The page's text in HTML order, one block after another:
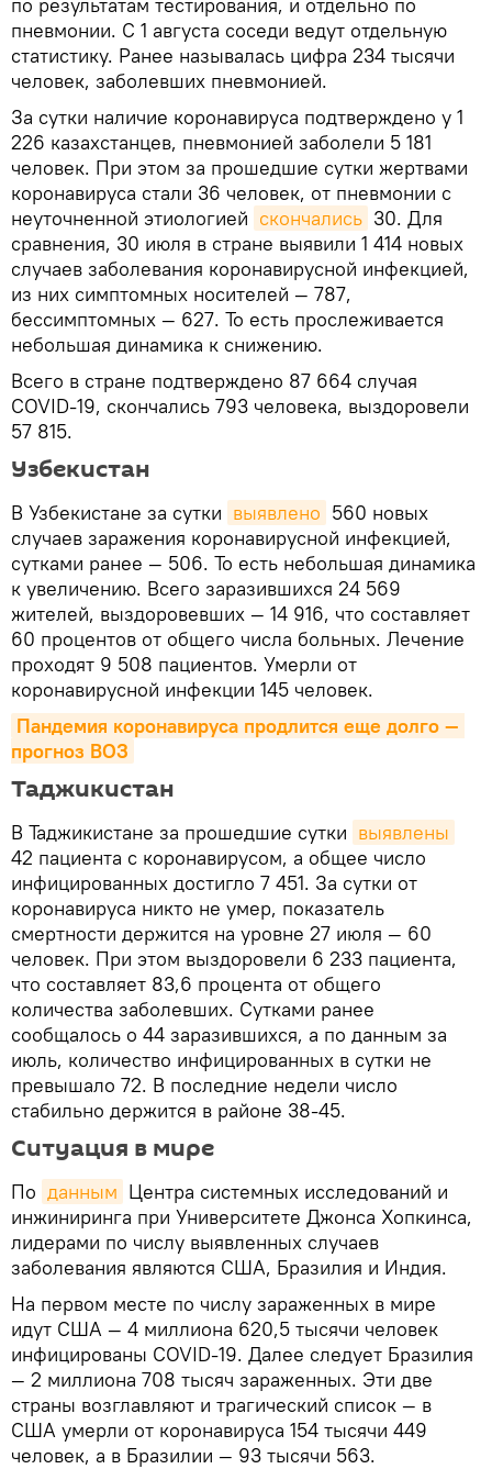
пневмонии. С 1 августа соседи ведут отдельную
статистику. Ранее называлась цифра 234 тысячи
человек, заболевших пневмонией.
За сутки наличие коронавируса подтверждено у 1
226 казахстанцев, пневмонией заболели 5 181
человек. При этом за прошедшие сутки жертвами
коронавируса стали 36 человек, от пневмонии с
неуточненной этиологией скончались 30. Для
сравнения, 30 июля в стране выявили 1 414 новых
случаев заболевания коронавирусной инфекцией,
из них симптомных носителей — 787,
бессимптомных — 627. То есть прослеживается
небольшая динамика к снижению.
Всего в стране подтверждено 87 664 случая
COVID-19, скончались 793 человека, выздоровели
57 815.
Узбекистан
В Узбекистане за сутки выявлено 560 новых
случаев заражения коронавирусной инфекцией,
сутками ранее — 506. То есть небольшая динамика
к увеличению. Всего заразившихся 24 569
жителей, выздоровевших — 14 916, что составляет
60 процентов от общего числа больных. Лечение
проходят 9 508 пациентов. Умерли от
коронавирусной инфекции 145 человек.
Пандемия коронавируса продлится еще долго —
прогноз ВОЗ
Таджикистан
В Таджикистане за прошедшие сутки выявлены
42 пациента с коронавирусом, а общее число
инфицированных достигло 7 451. За сутки от
коронавируса никто не умер, показатель
смертности держится на уровне 27 июля — 60
человек. При этом выздоровели 6 233 пациента,
что составляет 83,6 процента от общего
количества заболевших. Сутками ранее
сообщалось о 44 заразившихся, а по данным за
июль, количество инфицированных в сутки не
превышало 72. В последние недели число
стабильно держится в районе 38-45.
Ситуация в мире
По данным Центра системных исследований и
инжиниринга при Университете Джонса Хопкинса,
лидерами по числу выявленных случаев
заболевания являются США, Бразилия и Индия.
На первом месте по числу зараженных в мире
идут США — 4 миллиона 620,5 тысячи человек
инфицированы COVID-19. Далее следует Бразилия
— 2 миллиона 708 тысяч зараженных. Эти две
страны возглавляют и трагический список — в
США умерли от коронавируса 154 тысячи 449
человек, а в Бразилии — 93 тысячи 563.